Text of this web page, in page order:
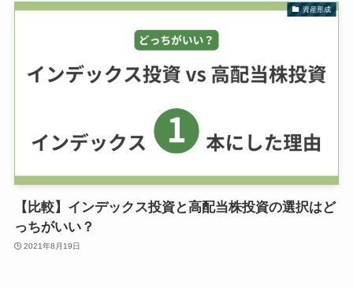
資産形成
【比較】インデックス投資と高配当株投資の選択はど
っちがいい？
2021年8月19日